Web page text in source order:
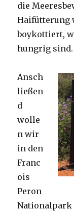
die
Haifütterung
boykottiert,
hungrig sind.
Ansch
ließen
d
wolle
n wir
in den
Franc
ois
Peron
Nationalpark